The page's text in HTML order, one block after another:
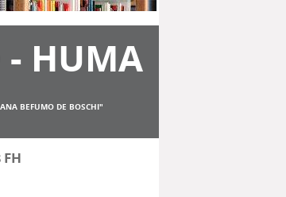
- HUMA
BEFUMO DE BOSCHI"